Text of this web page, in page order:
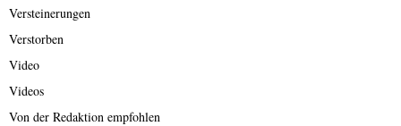
Versteinerungen
Verstorben
Video
Videos
Von der Redaktion empfohlen